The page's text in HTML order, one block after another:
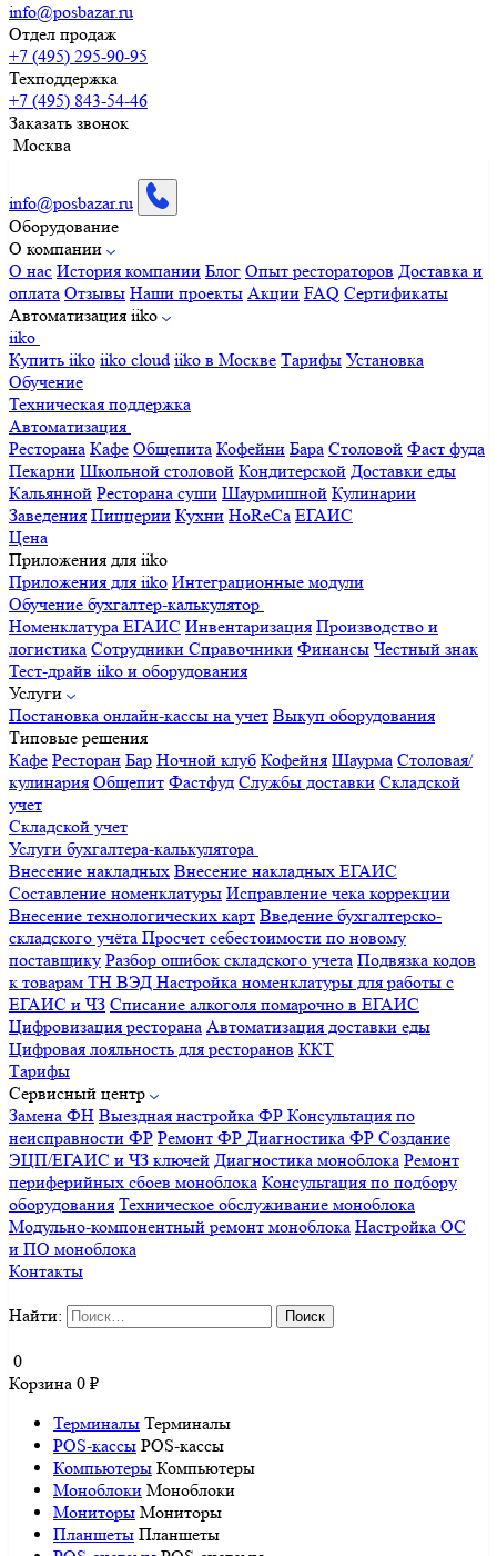
info@posbazar.ru
Отдел продаж
+7 (495) 295-90-95
Техподдержка
+7 (495) 843-54-46
Заказать звонок
Москва
info@posbazar.ru
Оборудование
О компании
О нас История компании Блог Опыт рестораторов Доставка и
оплата Отзывы Наши проекты Акции FAQ Сертификаты
Автоматизация iiko
iiko
Купить iiko iiko cloud iiko в Москве Тарифы Установка
Обучение
Техническая поддержка
Автоматизация
Ресторана Кафе Общепита Кофейни Бара Столовой Фаст фуда
Пекарни Школьной столовой Кондитерской Доставки еды
Кальянной Ресторана суши Шаурмишной Кулинарии
Заведения Пиццерии Кухни HoReCa ЕГАИС
Цена
Приложения для iiko
Приложения для iiko Интеграционные модули
Обучение бухгалтер-калькулятор
Номенклатура ЕГАИС Инвентаризация Производство и
логистика Сотрудники Справочники Финансы Честный знак
Тест-драйв iiko и оборудования
Услуги
Постановка онлайн-кассы на учет Выкуп оборудования
Типовые решения
Кафе Ресторан Бар Ночной клуб Кофейня Шаурма Столовая/
кулинария Общепит Фастфуд Службы доставки Складской
учет
Складской учет
Услуги бухгалтера-калькулятора
Внесение накладных Внесение накладных ЕГАИС
Составление номенклатуры Исправление чека коррекции
Внесение технологических карт Введение бухгалтерско-
складского учёта Просчет себестоимости по новому
поставщику Разбор ошибок складского учета Подвязка кодов
к товарам ТН ВЭД Настройка номенклатуры для работы с
ЕГАИС и ЧЗ Списание алкоголя помарочно в ЕГАИС
Цифровизация ресторана Автоматизация доставки еды
Цифровая лояльность для ресторанов ККТ
Тарифы
Сервисный центр
Замена ФН Выездная настройка ФР Консультация по
неисправности ФР Ремонт ФР Диагностика ФР Создание
ЭЦП/ЕГАИС и ЧЗ ключей Диагностика моноблока Ремонт
периферийных сбоев моноблока Консультация по подбору
оборудования Техническое обслуживание моноблока
Модульно-компонентный ремонт моноблока Настройка ОС
и ПО моноблока
Контакты
Найти:
0
Корзина 0 ₽
Терминалы Терминалы
POS-кассы POS-кассы
Компьютеры Компьютеры
Моноблоки Моноблоки
Мониторы Мониторы
Планшеты Планшеты